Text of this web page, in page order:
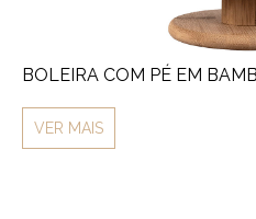
BOLEIRA COM PÉ EM
VER MAIS